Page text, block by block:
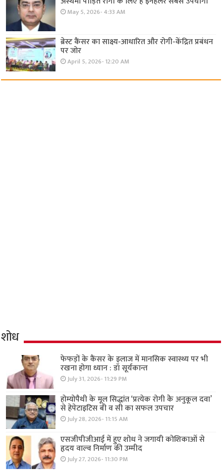
May 5, 2026- 4:33 AM
ब्रेस्ट कैंसर का साक्ष्य-आधारित और रोगी-केंद्रित प्रबंधन
पर जोर
April 5, 2026- 12:20 AM
शोध
फेफड़ों के कैंसर के इलाज में मानसिक स्वास्थ्य पर भी
रखना होगा ध्यान : डॉ सूर्यकान्त
July 31, 2026- 11:29 PM
होम्योपैथी के मूल सिद्धांत ‘प्रत्येक रोगी केे अनुकूल दवा’
से हेपेटाइटिस बी व सी का सफल उपचार
July 28, 2026- 11:15 AM
एसजीपीजीआई में हुए शोध ने जगायी कोशिकाओं से
हृदय वाल्व निर्माण की उम्मीद
July 27, 2026- 11:30 PM